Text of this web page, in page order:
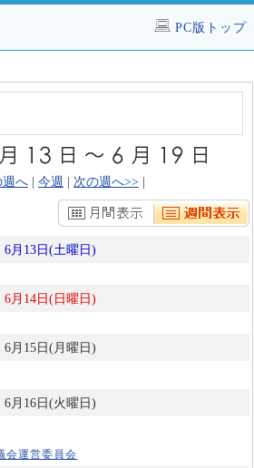
PC版トップ
週へ| 今週 | 次の週へ>> |
6月13日(土曜日)
6月14日(日曜日)
6月15日(月曜日)
6月16日(火曜日)
会運営委員会